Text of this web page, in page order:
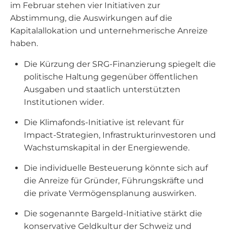
im Februar stehen vier Initiativen zur
Abstimmung, die Auswirkungen auf die
Kapitalallokation und unternehmerische Anreize
haben.
Die Kürzung der SRG-Finanzierung spiegelt die
politische Haltung gegenüber öffentlichen
Ausgaben und staatlich unterstützten
Institutionen wider.
Die Klimafonds-Initiative ist relevant für
Impact-Strategien, Infrastrukturinvestoren und
Wachstumskapital in der Energiewende.
Die individuelle Besteuerung könnte sich auf
die Anreize für Gründer, Führungskräfte und
die private Vermögensplanung auswirken.
Die sogenannte Bargeld-Initiative stärkt die
konservative Geldkultur der Schweiz und